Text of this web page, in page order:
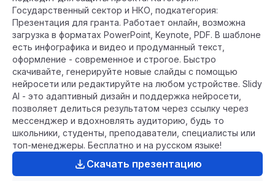
Государственный сектор и НКО, подкатегория:
Презентация для гранта. Работает онлайн, возможна
загрузка в форматах PowerPoint, Keynote, PDF. В шаблоне
есть инфографика и видео и продуманный текст,
оформление - современное и строгое. Быстро
скачивайте, генерируйте новые слайды с помощью
нейросети или редактируйте на любом устройстве. Slidy
AI - это адаптивный дизайн и поддержка нейросети,
позволяет делиться результатом через ссылку через
мессенджер и вдохновлять аудиторию, будь то
школьники, студенты, преподаватели, специалисты или
топ-менеджеры. Бесплатно и на русском языке!
Скачать презентацию